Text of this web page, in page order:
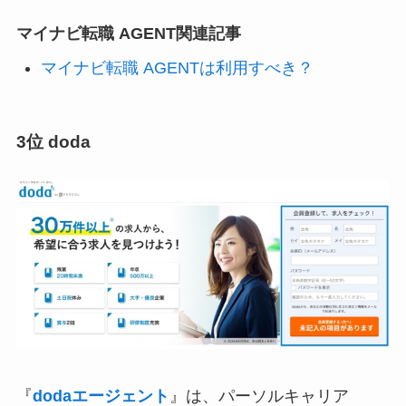
マイナビ転職 AGENT関連記事
マイナビ転職 AGENTは利用すべき？
3位 doda
『dodaエージェント 』は、パーソルキャリア